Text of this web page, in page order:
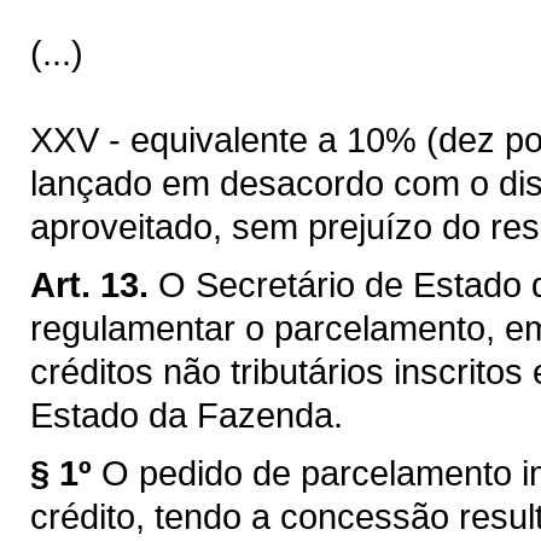
(...)
XXV - equivalente a 10% (dez
lançado em desacordo com o
aproveitado, sem prejuízo do
Art. 13. O Secretário de Estado
regulamentar o parcelamento,
créditos não tributários
Estado da Fazenda.
§ 1º O pedido de parcelamento
crédito, tendo a concessão